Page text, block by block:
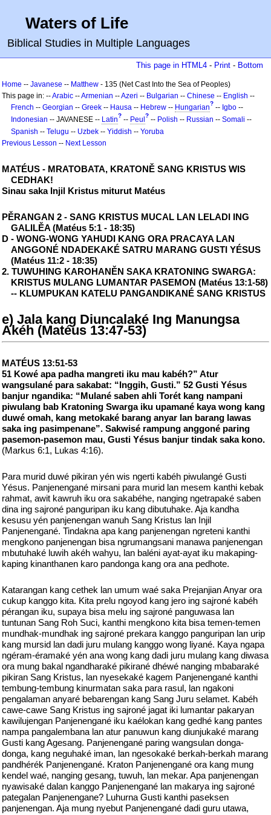
Waters of Life
Biblical Studies in Multiple Languages
This page in HTML4 - Print - Bottom
Home -- Javanese -- Matthew - 135 (Net Cast Into the Sea of Peoples)
This page in: --Arabic --Armenian --Azeri -- Bulgarian -- Chinese -- English --
French -- Georgian -- Greek -- Hausa -- Hebrew -- Hungarian? -- Igbo --
Indonesian -- JAVANESE -- Latin? -- Peul ? -- Polish -- Russian -- Somali --
Spanish -- Telugu -- Uzbek -- Yiddish -- Yoruba
Previous Lesson -- Next Lesson
MATÉUS - MRATOBATA, KRATONĚ SANG KRISTUS WIS
CEDHAK!
Sinau saka Injil Kristus miturut Matéus
PĚRANGAN 2 - SANG KRISTUS MUCAL LAN LELADI ING
GALILĚA (Matéus 5:1 - 18:35)
D - WONG-WONG YAHUDI KANG ORA PRACAYA LAN
ANGGONÉ NDADEKAKÉ SATRU MARANG GUSTI YÉSUS
(Matéus 11:2 - 18:35)
2. TUWUHING KAROHANĚN SAKA KRATONING SWARGA:
KRISTUS MULANG LUMANTAR PASEMON (Matéus 13:1-58)
-- KLUMPUKAN KATELU PANGANDIKANÉ SANG KRISTUS
e) Jala kang Diuncalaké Ing Manungsa
Akéh (Matéus 13:47-53)
MATÉUS 13:51-53
51 Kowé apa padha mangreti iku mau kabéh?” Atur
wangsulané para sakabat: “Inggih, Gusti.” 52 Gusti Yésus
banjur ngandika: “Mulané saben ahli Torét kang nampani
piwulang bab Kratoning Swarga iku upamané kaya wong kang
duwé omah, kang metokaké barang anyar lan barang lawas
saka ing pasimpenane”. Sakwisé rampung anggoné paring
pasemon-pasemon mau, Gusti Yésus banjur tindak saka kono.
(Markus 6:1, Lukas 4:16).
Para murid duwé pikiran yén wis ngerti kabéh piwulangé Gusti
Yésus. Panjenengané mirsani para murid lan mesem kanthi kebak
rahmat, awit kawruh iku ora sakabéhe, nanging ngetrapaké saben
dina ing sajroné panguripan iku kang dibutuhake. Aja kandha
kesusu yén panjenengan wanuh Sang Kristus lan Injil
Panjenengané. Tindakna apa kang panjenengan ngreteni kanthi
mengkono panjenengan bisa ngrumangsani manawa panjenengan
mbutuhaké luwih akéh wahyu, lan baléni ayat-ayat iku makaping-
kaping kinanthanen karo pandonga kang ora ana pedhote.
Katarangan kang cethek lan umum waé saka Prejanjian Anyar ora
cukup kanggo kita. Kita prelu ngoyod kang jero ing sajroné kabéh
pérangan iku, supaya bisa melu ing sajroné panguwasa lan
tuntunan Sang Roh Suci, kanthi mengkono kita bisa temen-temen
mundhak-mundhak ing sajroné prekara kanggo panguripan lan urip
kang mursid lan dadi juru mulang kanggo wong liyané. Kaya ngapa
ngéram-éramaké yén ana wong kang dadi juru mulang kang diwasa
ora mung bakal ngandharaké pikirané dhéwé nanging mbabaraké
pikiran Sang Kristus, lan nyesekaké kagem Panjenengané kanthi
tembung-tembung kinurmatan saka para rasul, lan ngakoni
pengalaman anyaré bebarengan kang Sang Juru selamet. Kabéh
cawe-cawe Sang Kristus ing sajroné jagat iki lumantar pakaryan
kawilujengan Panjenengané iku kaélokan kang gedhé kang pantes
nampa pangalembana lan atur panuwun kang diunjukaké marang
Gusti kang Agesang. Panjenengané paring wangsulan donga-
donga, kang neguhaké iman, lan ngesokaké berkah-berkah marang
pandhérék Panjenengané. Kraton Panjenengané ora kang mung
kendel waé, nanging gesang, tuwuh, lan mekar. Apa panjenengan
nyawisaké dalan kanggo Panjenengané lan makarya ing sajroné
pategalan Panjenengane? Luhurna Gusti kanthi paseksen
panjenengan. Aja mung nyebut Panjenengané dadi guru utawa,